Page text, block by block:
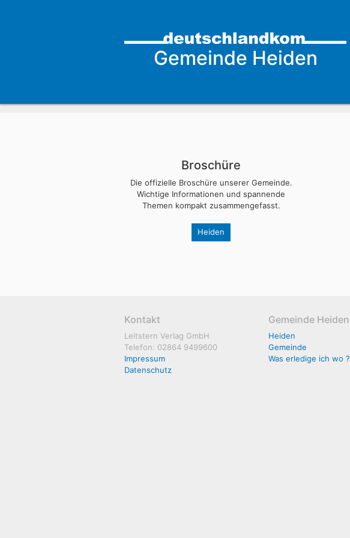
Gemeinde Heiden
Broschüre
Die offizielle Broschüre unserer Gemeinde.
Wichtige Informationen und spannende
Themen kompakt zusammengefasst.
Heiden
Kontakt
Leitstern Verlag GmbH
Telefon: 02864 9499600
Impressum
Datenschutz
Gemeinde Heiden
Heiden
Gemeinde
Was erledige ich wo ?